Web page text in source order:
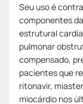
Seu uso é
componentes
estrutural
pulmonar
compensado,
pacientes que
ritonavir,
miocárdio nos